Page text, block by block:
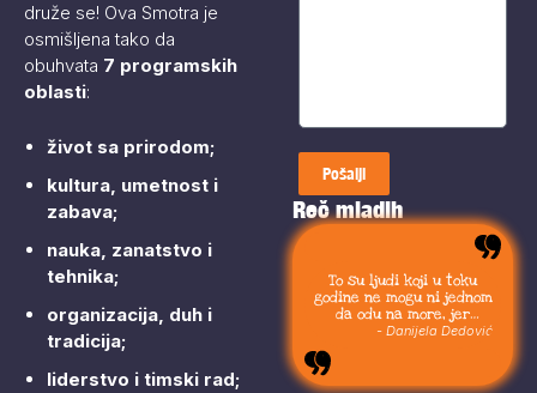
druže se! Ova Smotra je
osmišljena tako da
obuhvata 7 programskih
oblasti:
život sa prirodom;
kultura, umetnost i
zabava;
nauka, zanatstvo i
tehnika;
organizacija, duh i
tradicija;
liderstvo i timski rad;
Pošalji
Reč mladih
To su ljudi koji u toku
godine ne mogu ni jednom
da odu na more, jer
moraju da budu uvek sa
- Danijela Dedović